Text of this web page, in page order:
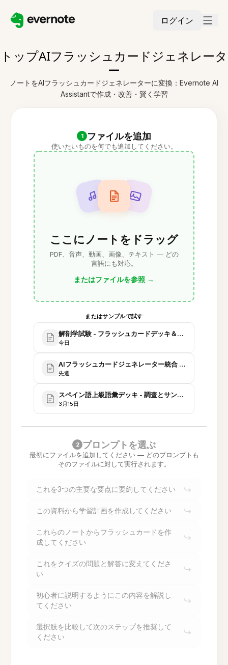
ログイン
トップAIフラッシュカードジェネレータ
ー
ノートをAIフラッシュカードジェネレーターに変換：Evernote AI
Assistantで作成・改善・賢く学習
1 ファイルを追加
使いたいものを何でも追加してください。
ここにノートをドラッグ
PDF、音声、動画、画像、テキスト — どの
言語にも対応。
またはファイルを参照 →
またはサンプルで試す
解剖学試験 - フラッシュカードデッキ＆学習プラン
今日
AIフラッシュカードジェネレーター統合 - プロジェクト
先週
スペイン語上級語彙デッキ - 調査とサンプル
3月15日
2 プロンプトを選ぶ
最初にファイルを追加してください — どのプロンプトも
そのファイルに対して実行されます。
これを3つの主要な要点に要約してください
この資料から学習計画を作成してください
これらのノートからフラッシュカードを作
成してください
これをクイズの問題と解答に変えてくださ
い
初心者に説明するようにこの内容を解説し
てください
選択肢を比較して次のステップを推奨して
ください